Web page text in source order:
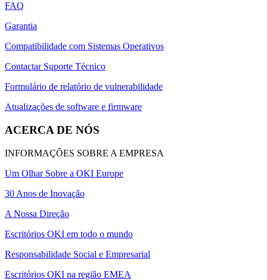
FAQ
Garantia
Compatibilidade com Sistemas Operativos
Contactar Suporte Técnico
Formulário de relatório de vulnerabilidade
Atualizações de software e firmware
ACERCA DE NÓS
INFORMAÇÕES SOBRE A EMPRESA
Um Olhar Sobre a OKI Europe
30 Anos de Inovação
A Nossa Direção
Escritórios OKI em todo o mundo
Responsabilidade Social e Empresarial
Escritórios OKI na região EMEA